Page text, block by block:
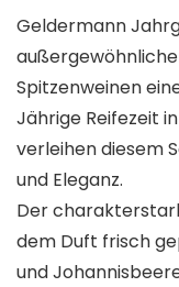
Geldermann
Spitzenweinen
Jährige Reifezeit
verleihen diesem
und Eleganz.
Der
dem Duft frisch
und